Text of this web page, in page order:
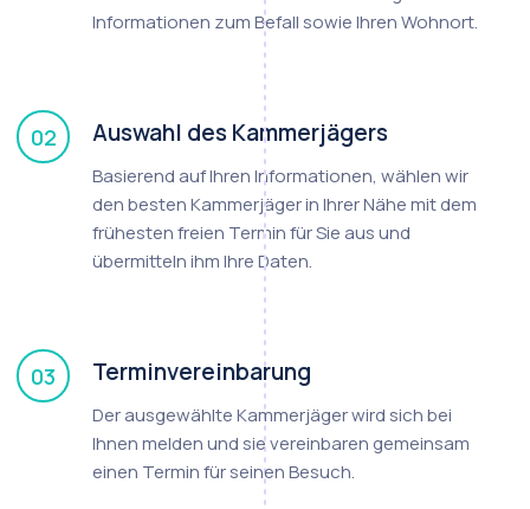
Informationen zum Befall sowie Ihren Wohnort.
02 Auswahl des Kammerjägers
Basierend auf Ihren Informationen, wählen wir
den besten Kammerjäger in Ihrer Nähe mit dem
frühesten freien Termin für Sie aus und
übermitteln ihm Ihre Daten.
Terminvereinbarung
Der ausgewählte Kammerjäger wird sich bei
Ihnen melden und sie vereinbaren gemeinsam
einen Termin für seinen Besuch.
03